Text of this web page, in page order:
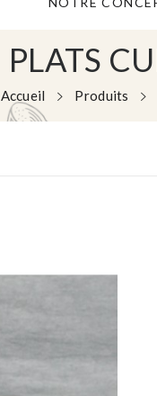
PLATS
Accueil Produits